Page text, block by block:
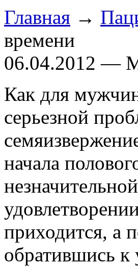
Главная →
времени
06.04.2012 —
Как для
серьезной
начала
приходится, а
обратившись